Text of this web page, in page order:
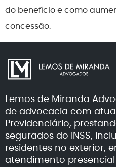
do benefício e como
concessão.
Lemos de Miranda
de advocacia com
Previdenciário,
segurados do INSS,
residentes no exterior,
atendimento presencial